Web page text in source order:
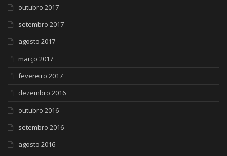
outubro 2017
setembro 2017
agosto 2017
março 2017
fevereiro 2017
dezembro 2016
outubro 2016
setembro 2016
agosto 2016